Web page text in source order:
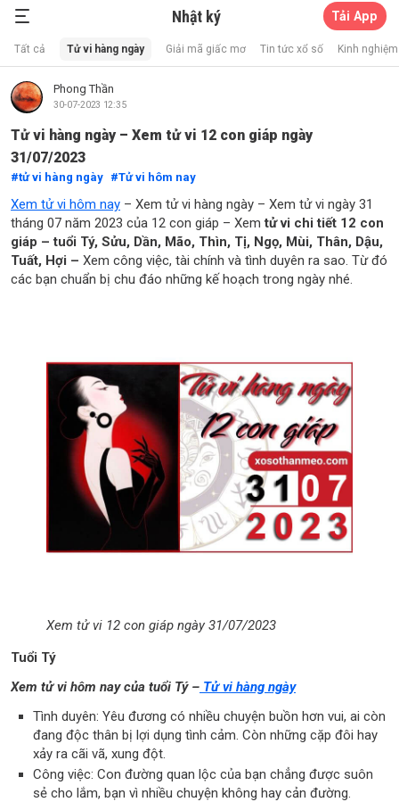
Nhật ký Tải App
Tất cả Tử vi hàng ngày Giải mã giấc mơ Tin tức xổ số Kinh
Phong Thần
30-07-2023 12:35
Tử vi hàng ngày – Xem tử vi 12 con giáp ngày
31/07/2023
tử vi hàng ngày Tử vi hôm nay
Xem tử vi hôm nay – Xem tử vi hàng ngày – Xem tử vi ngày 31
tháng 07 năm 2023 của 12 con giáp – Xemtử vi chi tiết 12 con
giáp – tuổi Tý, Sửu, Dần, Mão, Thìn, Tị, Ngọ, Mùi, Thân, Dậu,
Tuất, Hợi – Xem công việc, tài chính và tình duyên ra sao. Từ đó
các bạn chuẩn bị chu đáo những kế hoạch trong ngày nhé.
Xem tử vi 12 con giáp ngày 31/07/2023
Tuổi Tý
Xem tử vi hôm nay của tuổi Tý – Tử vi hàng ngày
Tình duyên: Yêu đương có nhiều chuyện buồn hơn vui, ai còn
đang độc thân bị lợi dụng tình cảm. Còn những cặp đôi hay
xảy ra cãi vã, xung đột.
Công việc: Con đường quan lộc của bạn chẳng được suôn
sẻ cho lắm, bạn vì nhiều chuyện không hay cản đường.